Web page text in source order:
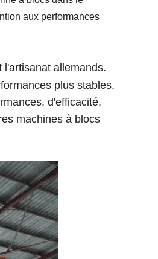
aux performances
allemands.
plus stables,
d'efficacité,
machines à blocs